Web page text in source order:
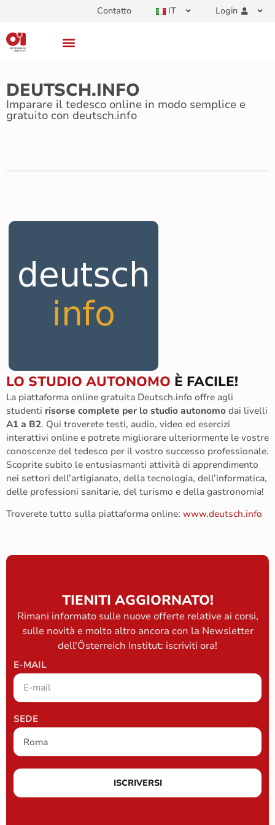
Contatto IT Login
DEUTSCH.INFO
Imparare il tedesco online in modo semplice e
gratuito con deutsch.info
LO STUDIO AUTONOMO È FACILE!
La piattaforma online gratuita Deutsch.info offre agli
studenti risorse complete per lo studio autonomo dai livelli
A1 a B2. Qui troverete testi, audio, video ed esercizi
interattivi online e potrete migliorare ulteriormente le vostre
conoscenze del tedesco per il vostro successo professionale.
Scoprite subito le entusiasmanti attività di apprendimento
nei settori dell’artigianato, della tecnologia, dell’informatica,
delle professioni sanitarie, del turismo e della gastronomia!
Troverete tutto sulla piattaforma online: www.deutsch.info
TIENITI AGGIORNATO!
Rimani informato sulle nuove offerte relative ai corsi,
sulle novità e molto altro ancora con la Newsletter
dell'Österreich Institut: iscriviti ora!
E-MAIL
SEDE
ISCRIVERSI